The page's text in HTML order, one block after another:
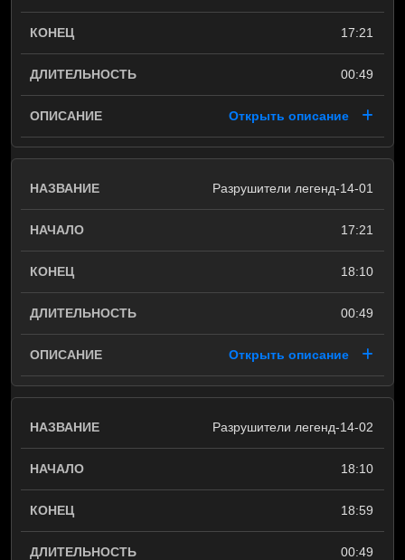
17:21
00:49
Открыть описание
Разрушители легенд-14-01
17:21
18:10
00:49
Открыть описание
Разрушители легенд-14-02
18:10
18:59
00:49